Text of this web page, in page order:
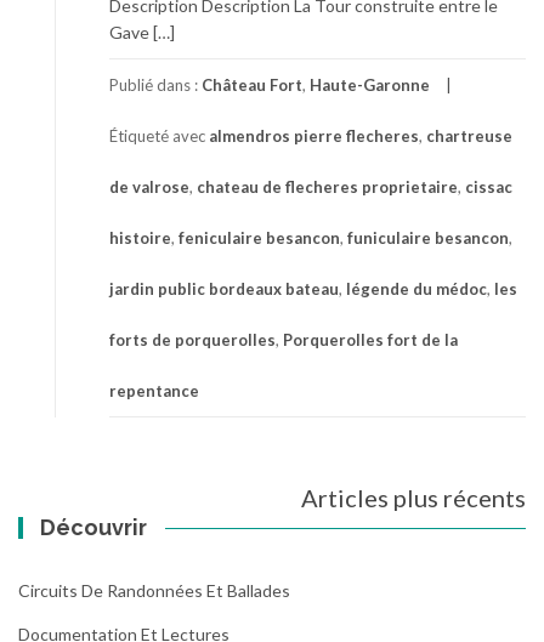
Description Description La Tour construite entre le
Gave […]
Publié dans : Château Fort, Haute-Garonne
Étiqueté avec almendros pierre flecheres, chartreuse
de valrose, chateau de flecheres proprietaire, cissac
histoire, feniculaire besancon, funiculaire besancon,
jardin public bordeaux bateau, légende du médoc, les
forts de porquerolles, Porquerolles fort de la
repentance
des
articles
Articles plus récents
Découvrir
Circuits De Randonnées Et Ballades
Documentation Et Lectures